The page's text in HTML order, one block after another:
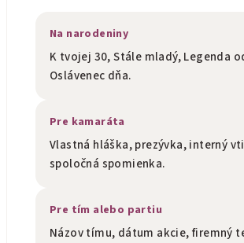
Na narodeniny
K tvojej 30, Stále mladý, Legenda
Oslávenec dňa.
Pre kamaráta
Vlastná hláška, prezývka, interný
spoločná spomienka.
Pre tím alebo partiu
Názov tímu, dátum akcie, firemný